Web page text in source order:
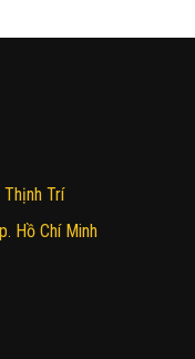
Trí
Hồ Chí Minh